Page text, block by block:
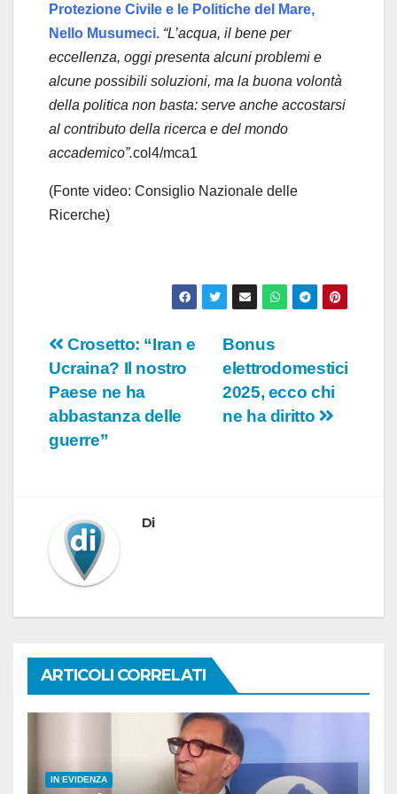
o
Protezione Civile e le Politiche del Mare,
Nello Musumeci. “L’acqua, il bene per
eccellenza, oggi presenta alcuni problemi e
alcune possibili soluzioni, ma la buona volontà
della politica non basta: serve anche accostarsi
al contributo della ricerca e del mondo
accademico”.col4/mca1
(Fonte video: Consiglio Nazionale delle
Ricerche)
Navigazione
articoli
Bonus
elettrodomestici
2025, ecco chi
ne ha diritto
Crosetto: “Iran e
Ucraina? Il nostro
Paese ne ha
abbastanza delle
guerre”
Di
ARTICOLI CORRELATI
IN EVIDENZA